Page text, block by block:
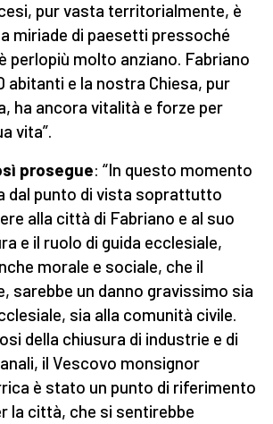
pur vasta territorialmente, è
miriade di paesetti pressoché
perlopiù molto anziano. Fabriano
abitanti e la nostra Chiesa, pur
ha ancora vitalità e forze per
vita”.
prosegue: “In questo momento
dal punto di vista soprattutto
alla città di Fabriano e al suo
e il ruolo di guida ecclesiale,
morale e sociale, che il
sarebbe un danno gravissimo sia
sia alla comunità civile.
della chiusura di industrie e di
il Vescovo monsignor
è stato un punto di riferimento
la città, che si sentirebbe